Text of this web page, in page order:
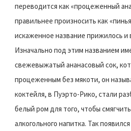
переводится как «процеженный
правильнее произносить как
искаженное название прижилось и
Изначально под этим названием
свежевыжатый ананасовый сок,
процеженным без мякоти, он
коктейля, в Пуэрто-Рико, стали
белый ром для того, чтобы
алкогольного напитка. Так